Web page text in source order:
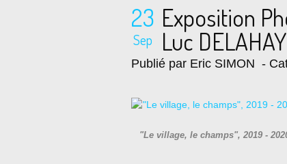
23
Sep
Exposition
Luc
Publié par Eric SIMON -
"Le village, le champs", 2019 -